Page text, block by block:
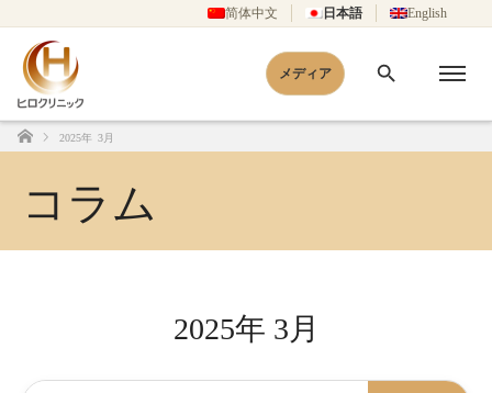
简体中文 日本語 English
メディア
ホーム
2025年 3月
コラム
2025年 3月